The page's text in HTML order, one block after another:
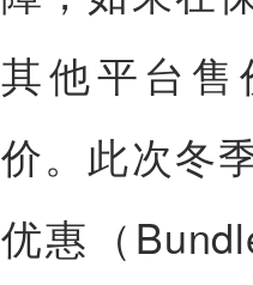
其他平台售
价。此次冬
优惠（